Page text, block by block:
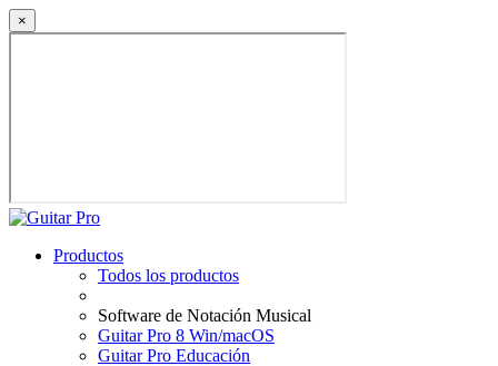
×
Productos
Todos los productos
Software de Notación Musical
Guitar Pro 8 Win/macOS
Guitar Pro Educación